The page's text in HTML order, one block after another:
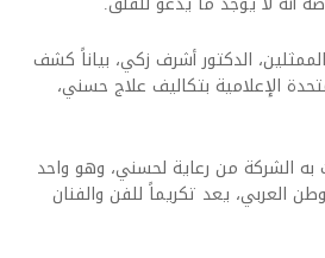
الدكتور أشرف زكي، بياناً كشف
الإعلامية بتكاليف علاج حسني،
به الشركة من رعاية لحسني، وهو واحد
العربي، يعد تكريماً للفن والفنان